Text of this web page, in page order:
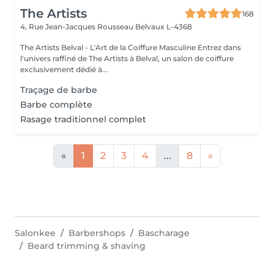
The Artists
168
4, Rue Jean-Jacques Rousseau Belvaux L-4368
The Artists Belval - L'Art de la Coiffure Masculine Entrez dans
l'univers raffiné de The Artists à Belval, un salon de coiffure
exclusivement dédié à...
Traçage de barbe
Barbe complète
Rasage traditionnel complet
« 1 2 3 4 ... 8 »
Salonkee Barbershops
Bascharage
Beard trimming & shaving